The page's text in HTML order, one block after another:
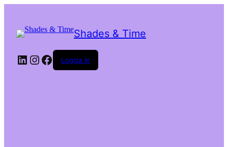
Shades & Time
LinkedIn
Instagram
Facebook
Logga in